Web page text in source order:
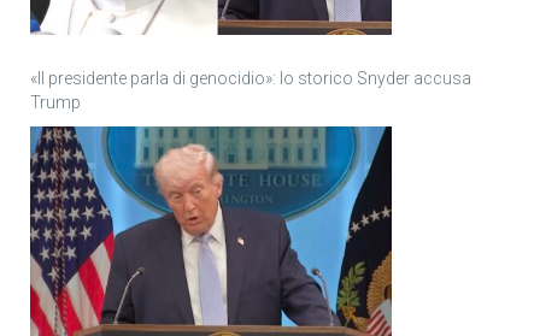
«Il presidente parla di genocidio»: lo storico Snyder accusa
Trump